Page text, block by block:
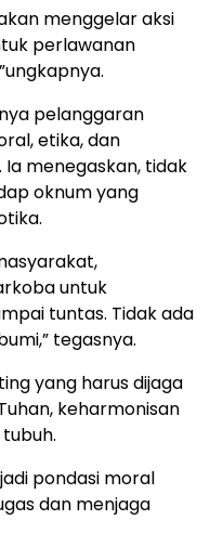
menggelar aksi
perlawanan
pelanggaran
etika, dan
menegaskan, tidak
oknum yang
untuk
tuntas. Tidak ada
tegasnya.
yang harus dijaga
keharmonisan
pondasi moral
dan menjaga